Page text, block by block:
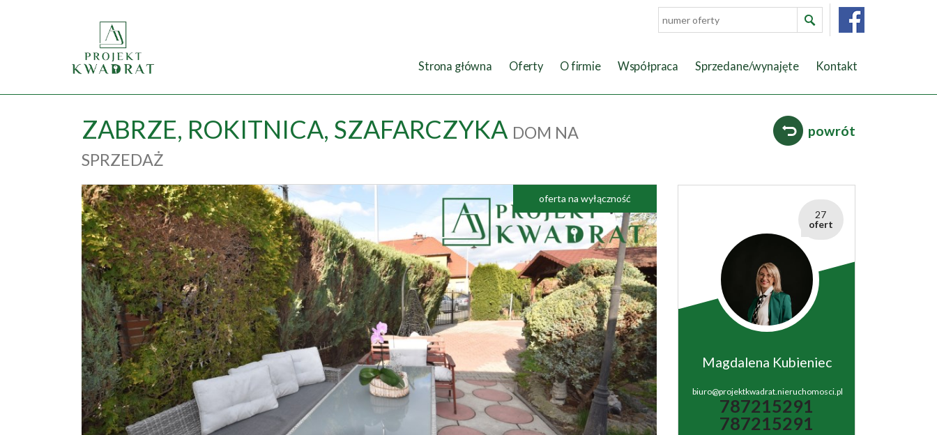
Strona główna Oferty O firmie Współpraca Sprzedane/wynajęte Kontakt
ZABRZE, ROKITNICA, SZAFARCZYKA DOM NA
SPRZEDAŻ
powrót
oferta na wyłączność
+
−
27
ofert
Magdalena Kubieniec
biuro@projektkwadrat.nieruchomosci.pl
787215291
787215291